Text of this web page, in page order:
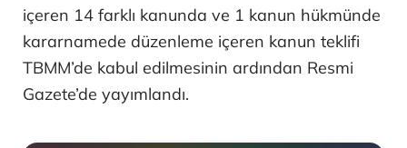
içeren 14 farklı kanunda ve 1 kanun hükmünde
kararnamede düzenleme içeren kanun teklifi
TBMM’de kabul edilmesinin ardından Resmi
Gazete’de yayımlandı.